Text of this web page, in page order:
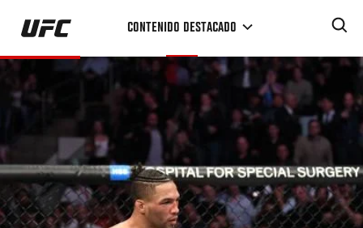
Pasar
contenido
principal
CONTENIDO DESTACADO